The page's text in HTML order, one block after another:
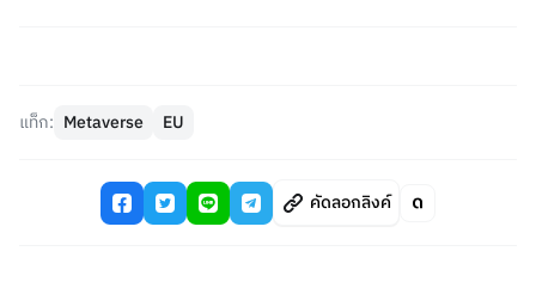
แท็ก: Metaverse EU
คัดลอกลิงค์